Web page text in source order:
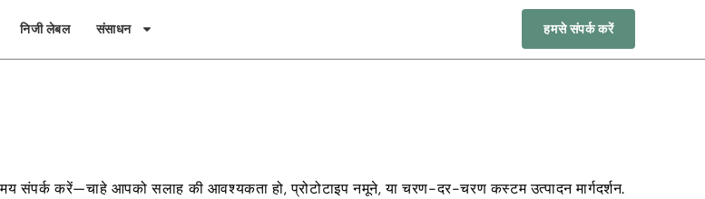
निजी लेबल संसाधन हमसे संपर्क करें
करें—चाहे आपको सलाह की आवश्यकता हो, प्रोटोटाइप नमूने, या चरण-दर-चरण कस्टम उत्पादन मार्गदर्शन.